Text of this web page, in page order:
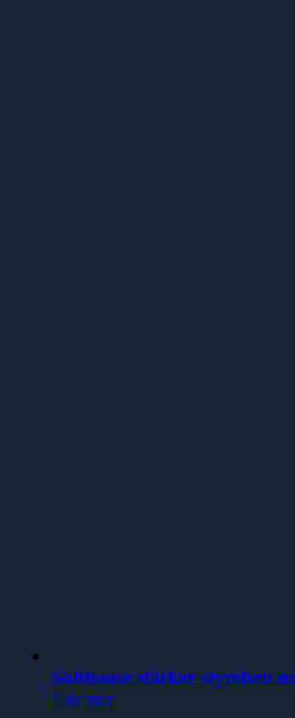
Softhouse stärker styrelsen
Läs mer